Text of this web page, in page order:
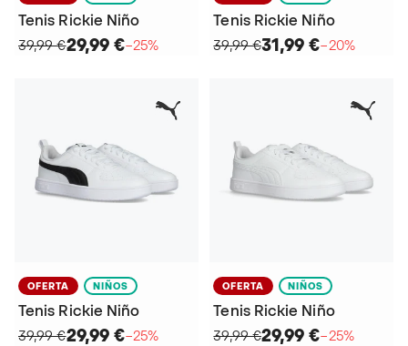
Tenis Rickie Niño
39,99 €29,99 €−25%
Tenis Rickie Niño
39,99 €31,99 €−20%
OFERTA NIÑOS
Tenis Rickie Niño
39,99 €29,99 €−25%
OFERTA NIÑOS
Tenis Rickie Niño
39,99 €29,99 €−25%